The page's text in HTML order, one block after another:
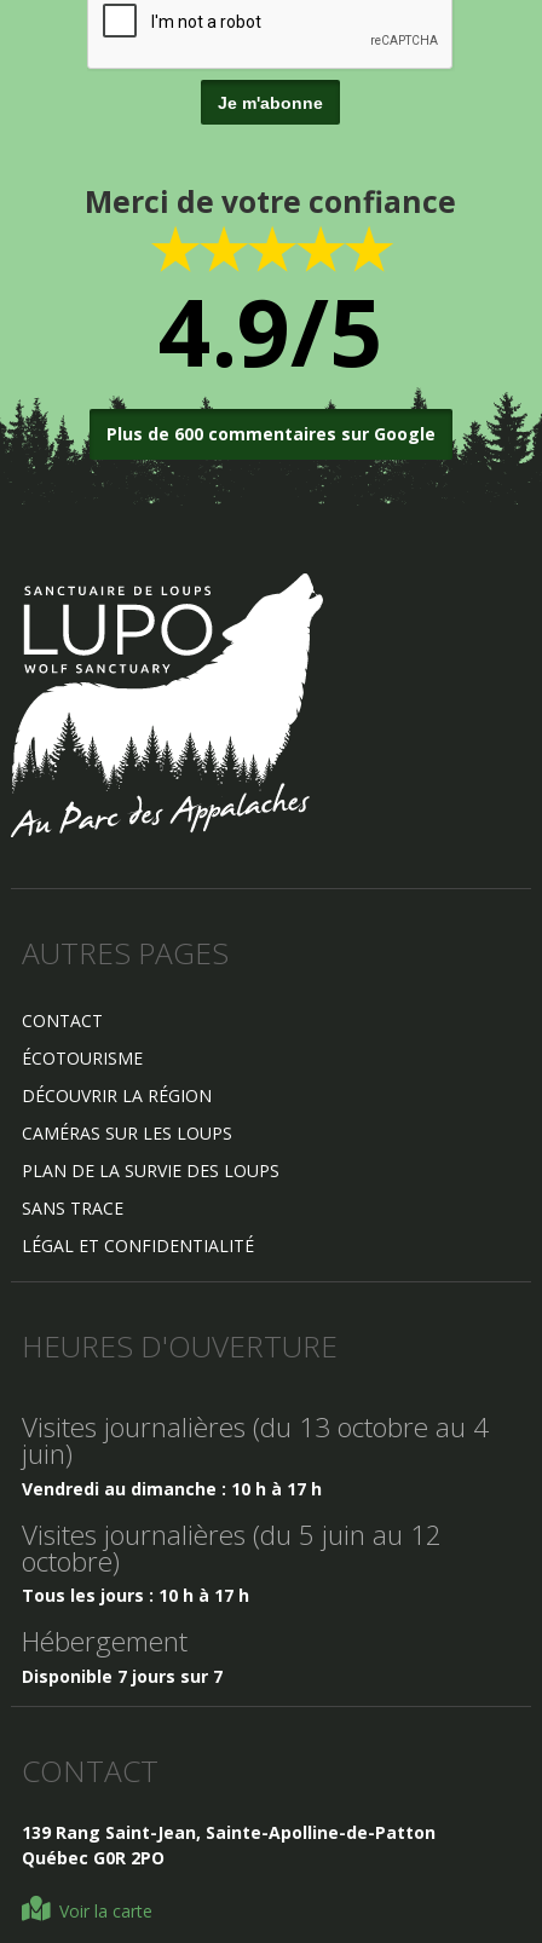
Merci de votre confiance
★★★★★
4.9/5
Plus de 600 commentaires sur Google
AUTRES PAGES
CONTACT
ÉCOTOURISME
DÉCOUVRIR LA RÉGION
CAMÉRAS SUR LES LOUPS
PLAN DE LA SURVIE DES LOUPS
SANS TRACE
LÉGAL ET CONFIDENTIALITÉ
HEURES D'OUVERTURE
Visites journalières (du 13 octobre au 4
juin)
Vendredi au dimanche : 10 h à 17 h
Visites journalières (du 5 juin au 12
octobre)
Tous les jours : 10 h à 17 h
Hébergement
Disponible 7 jours sur 7
CONTACT
139 Rang Saint-Jean, Sainte-Apolline-de-Patton
Québec G0R 2PO
Voir la carte